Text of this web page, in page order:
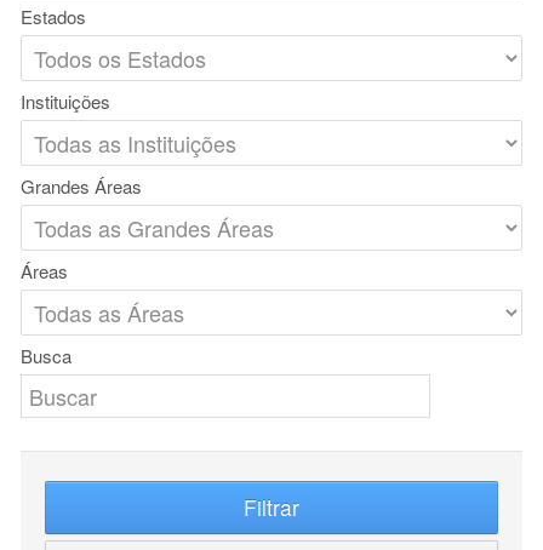
Estados
Instituições
Grandes Áreas
Áreas
Busca
Filtrar